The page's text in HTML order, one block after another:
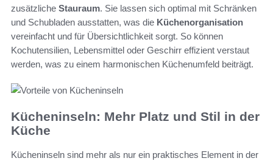
zusätzliche Stauraum. Sie lassen sich optimal mit Schränken
und Schubladen ausstatten, was die Küchenorganisation
vereinfacht und für Übersichtlichkeit sorgt. So können
Kochutensilien, Lebensmittel oder Geschirr effizient verstaut
werden, was zu einem harmonischen Küchenumfeld beiträgt.
Kücheninseln: Mehr Platz und Stil in der
Küche
Kücheninseln sind mehr als nur ein praktisches Element in der